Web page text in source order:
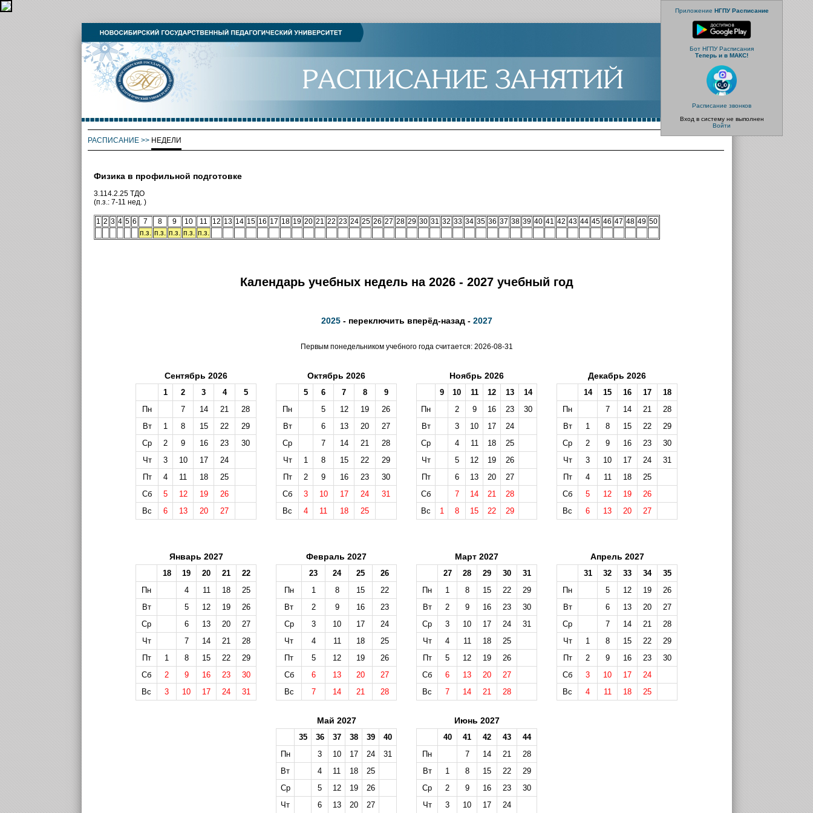
Приложение НГПУ Расписание
Бот НГПУ Расписания
Теперь и в МАКС!
Расписание звонков
Вход в систему не выполнен
Войти
РАСПИСАНИЕ>> НЕДЕЛИ
Физика в профильной подготовке
3.114.2.25 ТДО
(п.з.: 7-11 нед. )
1 2 3 4 5 6 7 8 9 10 11 12 13 14 15 16 17 18 19 20 21 22 23 24 25 26 27 28 29 30 31 32 33 34 35 36 37 38 39 40 41 42 43 44 45 46 47 48 49 50
п.з. п.з. п.з. п.з. п.з.
Календарь учебных недель на 2026 - 2027 учебный год
2025- переключить вперёд-назад - 2027
Первым понедельником учебного года считается: 2026-08-31
Сентябрь 2026
1 2 3 4
5
Пн
7 14 21
28
Вт
1 8 15 22
29
Ср
2 9 16 23
30
Чт
3 10 17
24
Пт
4 11 18
25
Сб
5 12 19
26
Вс
6 13 20 27
Октябрь 2026
5 6 7 8
9
Пн
5 12 19
26
Вт
6 13 20
27
Ср
7 14 21
28
Чт
1 8 15 22
29
Пт
2 9 16 23
30
Сб
3 10 17 24
31
Вс
4 11 18 25
Ноябрь 2026
9 10 11 12 13
14
Пн
2 9 16 23
30
Вт
3 10 17
24
Ср
4 11 18
25
Чт
5 12 19
26
Пт
6 13 20
27
Сб
7 14 21
28
Вс
1 8 15 22 29
Декабрь 2026
14 15 16 17
18
Пн
7 14 21
28
Вт
1 8 15 22
29
Ср
2 9 16 23
30
Чт
3 10 17 24
31
Пт
4 11 18
25
Сб
5 12 19
26
Вс
6 13 20 27
Январь 2027
18 19 20 21
22
Пн
4 11 18
25
Вт
5 12 19
26
Ср
6 13 20
27
Чт
7 14 21
28
Пт
1 8 15 22
29
Сб
2 9 16 23
30
Вс
3 10 17 24 31
Февраль 2027
23 24 25
26
Пн
1 8 15
22
Вт
2 9 16
23
Ср
3 10 17
24
Чт
4 11 18
25
Пт
5 12 19
26
Сб
6 13 20
27
Вс
7 14 21 28
Март 2027
27 28 29 30
31
Пн
1 8 15 22
29
Вт
2 9 16 23
30
Ср
3 10 17 24
31
Чт
4 11 18
25
Пт
5 12 19
26
Сб
6 13 20
27
Вс
7 14 21 28
Апрель 2027
31 32 33 34
35
Пн
5 12 19
26
Вт
6 13 20
27
Ср
7 14 21
28
Чт
1 8 15 22
29
Пт
2 9 16 23
30
Сб
3 10 17
24
Вс
4 11 18 25
Май 2027
35 36 37 38 39
40
Пн
3 10 17 24
31
Вт
4 11 18
25
Ср
5 12 19
26
Чт
6 13 20 27
Июнь 2027
40 41 42 43
44
Пн
7 14 21
28
Вт
1 8 15 22
29
Ср
2 9 16 23
30
Чт
3 10 17 24